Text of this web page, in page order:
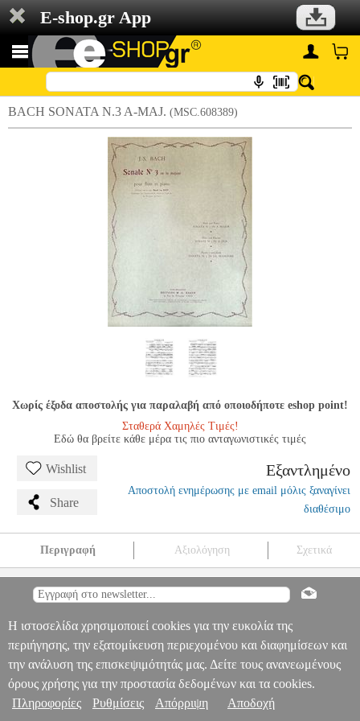
E-shop.gr App
BACH SONATA N.3 A-MAJ. (MSC.608389)
Χωρίς έξοδα αποστολής για παραλαβή από οποιοδήποτε eshop point!
Σταθερά Χαμηλές Τιμές!
Εδώ θα βρείτε κάθε μέρα τις πιο ανταγωνιστικές τιμές
Wishlist
Share
Εξαντλημένο
Αποστολή ενημέρωσης με email μόλις ξαναγίνει
διαθέσιμο
Περιγραφή Αξιολόγηση Σχετικά
BRAUN ΜΟΥΣΙΚΑ ΒΙΒΛΙΑ ΞΕΝΗ ΜΟΥΣΙΚΗ
BACH SONATA
0
Πληροφορίες & Υπηρεσίες >
Η ιστοσελίδα χρησιμοποιεί cookies για την ευκολία της
περιήγησης, την εξατομίκευση περιεχομένου και διαφημίσεων και
την ανάλυση της επισκεψιμότητάς μας. Δείτε τους ανανεωμένους
όρους χρήσης για την προστασία δεδομένων και τα cookies.
Πληροφορίες
Ρυθμίσεις Απόρριψη Αποδοχή